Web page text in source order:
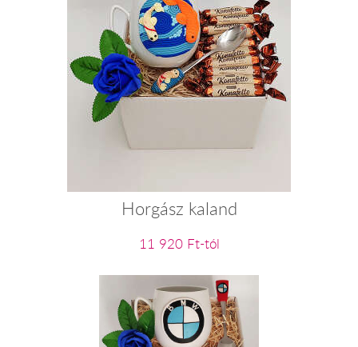
Horgász kaland
11 920 Ft-tól